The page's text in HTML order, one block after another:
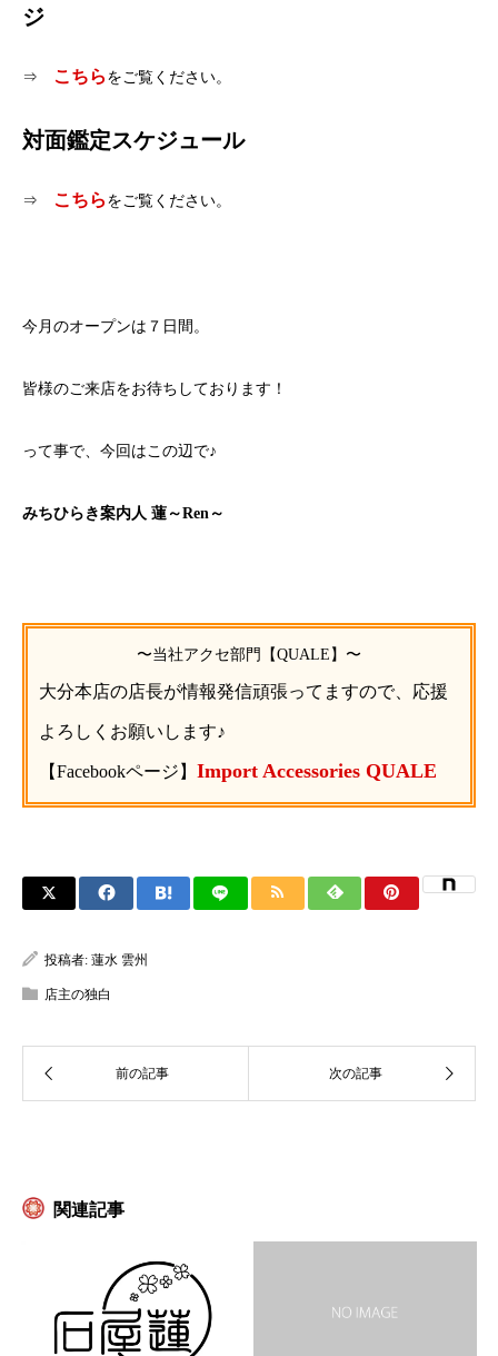
ジ
⇒ こちら をご覧ください。
対面鑑定スケジュール
⇒ こちら をご覧ください。
今月のオープンは７日間。
皆様のご来店をお待ちしております！
って事で、今回はこの辺で♪
みちひらき案内人 蓮～Ren～
〜当社アクセ部門【QUALE】〜
大分本店の店長が情報発信頑張ってますので、応援
よろしくお願いします♪
【Facebookページ】 Import Accessories QUALE
投稿者: 蓮水 雲州
店主の独白
関連記事